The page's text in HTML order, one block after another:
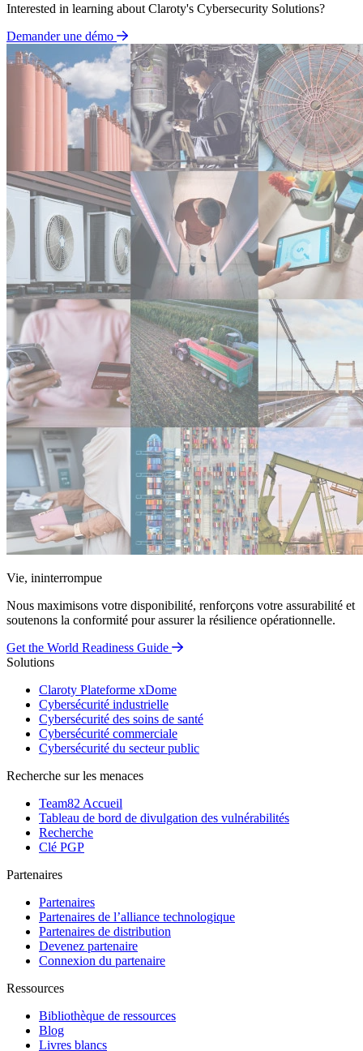
Interested in learning about Claroty's Cybersecurity Solutions?
Demander une démo
Vie, ininterrompue
Nous maximisons votre disponibilité, renforçons votre assurabilité et
soutenons la conformité pour assurer la résilience opérationnelle.
Get the World Readiness Guide
Solutions
Claroty Plateforme xDome
Cybersécurité industrielle
Cybersécurité des soins de santé
Cybersécurité commerciale
Cybersécurité du secteur public
Recherche sur les menaces
Team82 Accueil
Tableau de bord de divulgation des vulnérabilités
Recherche
Clé PGP
Partenaires
Partenaires
Partenaires de l’alliance technologique
Partenaires de distribution
Devenez partenaire
Connexion du partenaire
Ressources
Bibliothèque de ressources
Blog
Livres blancs